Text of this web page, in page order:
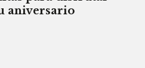
aniversario